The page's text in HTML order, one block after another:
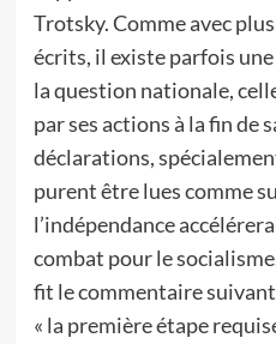
Trotsky. Comme avec
écrits, il existe parfois
la question nationale,
par ses actions à la fin de
déclarations,
purent être lues comme
l’indépendance
combat pour le
fit le commentaire
« la première étape